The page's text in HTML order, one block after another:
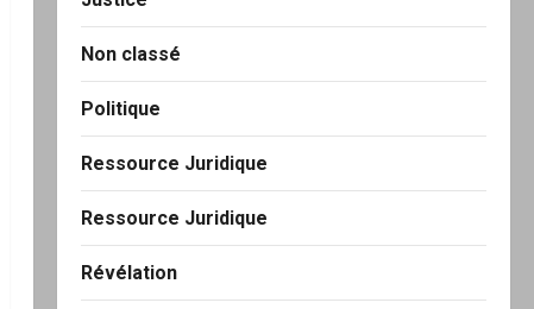
Non classé
Politique
Ressource Juridique
Ressource Juridique
Révélation